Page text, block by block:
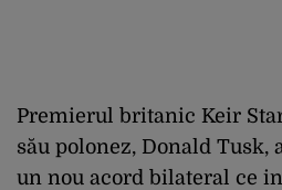
Premierul britanic Keir
său polonez, Donald Tusk,
un nou acord bilateral ce